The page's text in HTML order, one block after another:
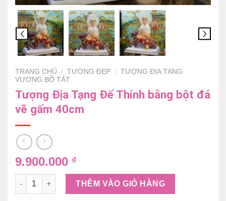
TRANG CHỦ / TƯỢNG ĐẸP / TƯỢNG ĐỊA TẠNG
VƯƠNG BỒ TÁT
Tượng Địa Tạng Đế Thính bằng bột đá
vẽ gấm 40cm
9.900.000 ₫
Tượng Địa Tạng Đế Thính bằng bột đá vẽ gấm 40cm số
THÊM VÀO GIỎ HÀNG